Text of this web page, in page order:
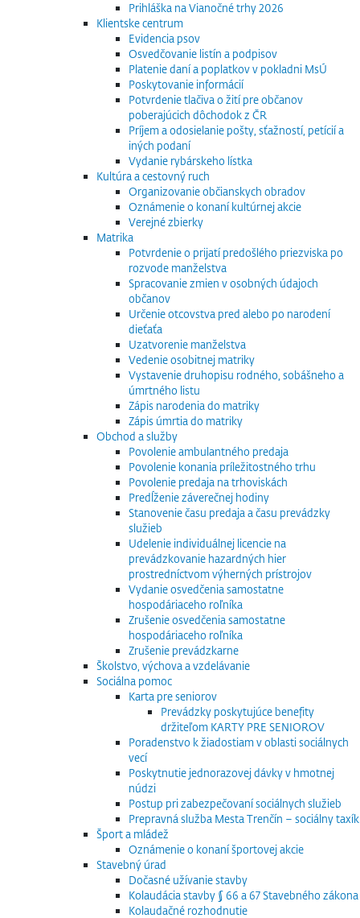
Prihláška na Vianočné trhy 2026
Klientske centrum
Evidencia psov
Osvedčovanie listín a podpisov
Platenie daní a poplatkov v pokladni MsÚ
Poskytovanie informácií
Potvrdenie tlačiva o žití pre občanov
poberajúcich dôchodok z ČR
Príjem a odosielanie pošty, sťažností, petícií a
iných podaní
Vydanie rybárskeho lístka
Kultúra a cestovný ruch
Organizovanie občianskych obradov
Oznámenie o konaní kultúrnej akcie
Verejné zbierky
Matrika
Potvrdenie o prijatí predošlého priezviska po
rozvode manželstva
Spracovanie zmien v osobných údajoch
občanov
Určenie otcovstva pred alebo po narodení
dieťaťa
Uzatvorenie manželstva
Vedenie osobitnej matriky
Vystavenie druhopisu rodného, sobášneho a
úmrtného listu
Zápis narodenia do matriky
Zápis úmrtia do matriky
Obchod a služby
Povolenie ambulantného predaja
Povolenie konania príležitostného trhu
Povolenie predaja na trhoviskách
Predĺženie záverečnej hodiny
Stanovenie času predaja a času prevádzky
služieb
Udelenie individuálnej licencie na
prevádzkovanie hazardných hier
prostredníctvom výherných prístrojov
Vydanie osvedčenia samostatne
hospodáriaceho roľníka
Zrušenie osvedčenia samostatne
hospodáriaceho roľníka
Zrušenie prevádzkarne
Školstvo, výchova a vzdelávanie
Sociálna pomoc
Karta pre seniorov
Prevádzky poskytujúce benefity
držiteľom KARTY PRE SENIOROV
Poradenstvo k žiadostiam v oblasti sociálnych
vecí
Poskytnutie jednorazovej dávky v hmotnej
núdzi
Postup pri zabezpečovaní sociálnych služieb
Prepravná služba Mesta Trenčín – sociálny taxík
Šport a mládež
Oznámenie o konaní športovej akcie
Stavebný úrad
Dočasné užívanie stavby
Kolaudácia stavby § 66 a 67 Stavebného zákona
Kolaudačné rozhodnutie